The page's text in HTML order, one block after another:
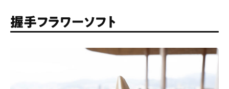
握手フラワーソフト